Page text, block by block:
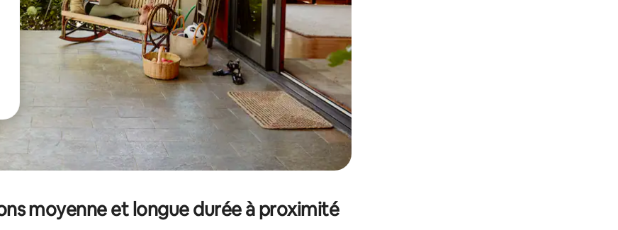
moyenne et longue durée à proximité